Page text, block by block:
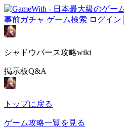
事前ガチャ ゲーム検索 ログイン
シャドウバース攻略wiki
掲示板Q&A
トップに戻る
ゲーム攻略一覧を見る